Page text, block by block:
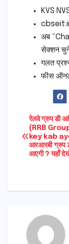
KVS
cbseit.in
अब
सेक्शन
गलत
फीस
Post
रेलवे ग्रुप डी
(RRB
key kab
आरआरबी ग्रुप
आएगी ? यहाँ